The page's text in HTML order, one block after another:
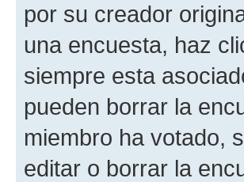
por su creador
una encuesta, haz
siempre esta
pueden borrar la
miembro ha votado,
editar o borrar la